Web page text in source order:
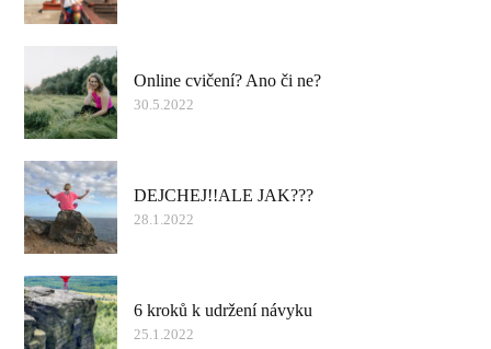
Online cvičení? Ano či ne?
30.5.2022
DEJCHEJ!!ALE JAK???
28.1.2022
6 kroků k udržení návyku
25.1.2022